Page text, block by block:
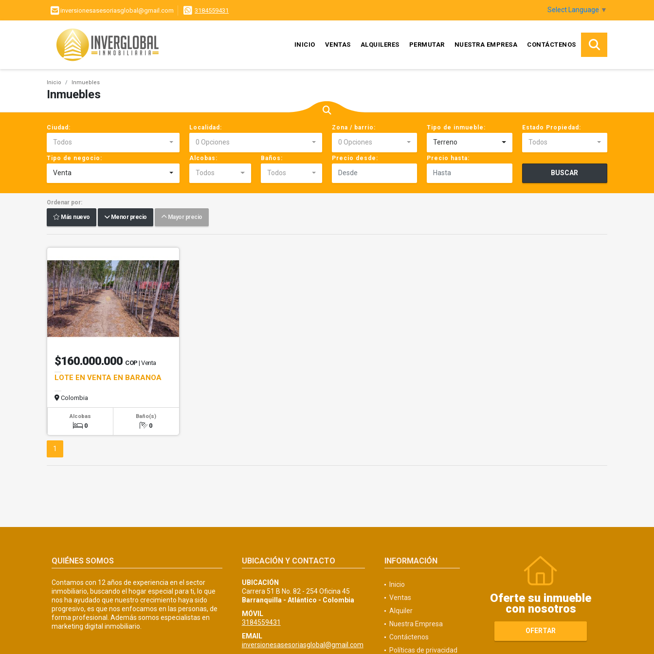
inversionesasesoriasglobal@gmail.com 3184559431 Select Language ▼
INICIO VENTAS ALQUILERES PERMUTAR NUESTRA EMPRESA CONTÁCTENOS
Inicio Inmuebles
Inmuebles
Ciudad:
Todos
Localidad:
0 Opciones
Zona / barrio:
0 Opciones
Tipo de inmueble:
Terreno
Estado Propiedad:
Todos
Tipo de negocio:
Venta
Alcobas:
Todos
Baños:
Todos
Precio desde: Precio hasta:
BUSCAR
Ordenar por:
Más nuevo Menor precio Mayor precio
$160.000.000 COP | Venta
LOTE EN VENTA EN BARANOA
Colombia
Alcobas
0
Baño(s)
0
1
QUIÉNES SOMOS
Contamos con 12 años de experiencia en el sector
inmobiliario, buscando el hogar especial para ti, lo que
nos ha ayudado que nuestro crecimiento haya sido
progresivo, es que nos enfocamos en las personas, de
forma profesional. Además somos especialistas en
marketing digital inmobiliario.
UBICACIÓN Y CONTACTO
UBICACIÓN
Carrera 51 B No. 82 - 254 Oficina 45
Barranquilla - Atlántico - Colombia
MÓVIL
3184559431
EMAIL
inversionesasesoriasglobal@gmail.com
INFORMACIÓN
Inicio
Ventas
Alquiler
Nuestra Empresa
Contáctenos
Políticas de privacidad
Oferte su inmueble
con nosotros
OFERTAR